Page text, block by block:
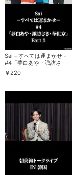
Sai－すべては運まかせ－
#4「夢白あや・諏訪さ
き・華世京」Part 2
￥ 220